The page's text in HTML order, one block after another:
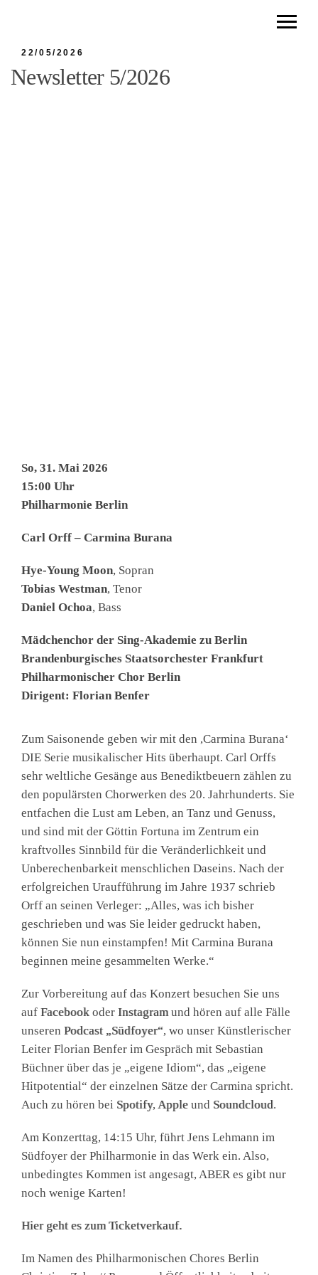
22/05/2026
Newsletter 5/2026
So, 31. Mai 2026
15:00 Uhr
Philharmonie Berlin
Carl Orff – Carmina Burana
Hye-Young Moon, Sopran
Tobias Westman, Tenor
Daniel Ochoa, Bass
Mädchenchor der Sing-Akademie zu Berlin
Brandenburgisches Staatsorchester Frankfurt
Philharmonischer Chor Berlin
Dirigent: Florian Benfer
Zum Saisonende geben wir mit den ,Carmina Burana‘
DIE Serie musikalischer Hits überhaupt. Carl Orffs
sehr weltliche Gesänge aus Benediktbeuern zählen zu
den populärsten Chorwerken des 20. Jahrhunderts. Sie
entfachen die Lust am Leben, an Tanz und Genuss,
und sind mit der Göttin Fortuna im Zentrum ein
kraftvolles Sinnbild für die Veränderlichkeit und
Unberechenbarkeit menschlichen Daseins. Nach der
erfolgreichen Uraufführung im Jahre 1937 schrieb
Orff an seinen Verleger: „Alles, was ich bisher
geschrieben und was Sie leider gedruckt haben,
können Sie nun einstampfen! Mit Carmina Burana
beginnen meine gesammelten Werke.“
Zur Vorbereitung auf das Konzert besuchen Sie uns
auf Facebook oder Instagram und hören auf alle Fälle
unseren Podcast „Südfoyer“, wo unser Künstlerischer
Leiter Florian Benfer im Gespräch mit Sebastian
Büchner über das je „eigene Idiom“, das „eigene
Hitpotential“ der einzelnen Sätze der Carmina spricht.
Auch zu hören bei Spotify, Apple und Soundcloud.
Am Konzerttag, 14:15 Uhr, führt Jens Lehmann im
Südfoyer der Philharmonie in das Werk ein. Also,
unbedingtes Kommen ist angesagt, ABER es gibt nur
noch wenige Karten!
Hier geht es zum Ticketverkauf.
Im Namen des Philharmonischen Chores Berlin